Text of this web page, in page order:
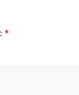
*